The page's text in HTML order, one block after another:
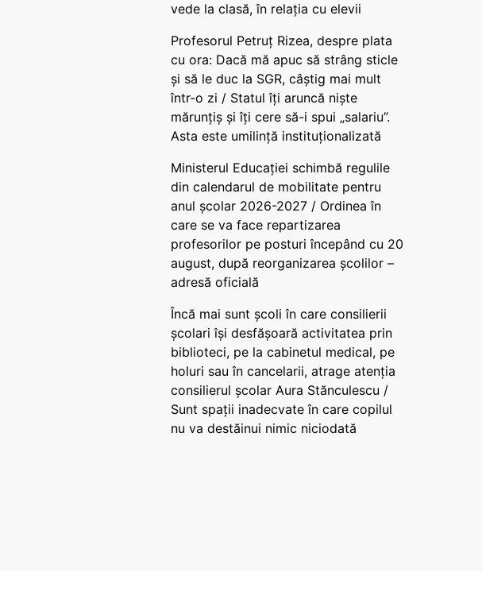
vede la clasă, în relația cu elevii
Profesorul Petruț Rizea, despre plata
cu ora: Dacă mă apuc să strâng sticle
și să le duc la SGR, câștig mai mult
într-o zi / Statul îți aruncă niște
mărunțiș și îți cere să-i spui „salariu”.
Asta este umilință instituționalizată
Ministerul Educației schimbă regulile
din calendarul de mobilitate pentru
anul școlar 2026-2027 / Ordinea în
care se va face repartizarea
profesorilor pe posturi începând cu 20
august, după reorganizarea școlilor –
adresă oficială
Încă mai sunt școli în care consilierii
școlari își desfășoară activitatea prin
biblioteci, pe la cabinetul medical, pe
holuri sau în cancelarii, atrage atenția
consilierul școlar Aura Stănculescu /
Sunt spații inadecvate în care copilul
nu va destăinui nimic niciodată